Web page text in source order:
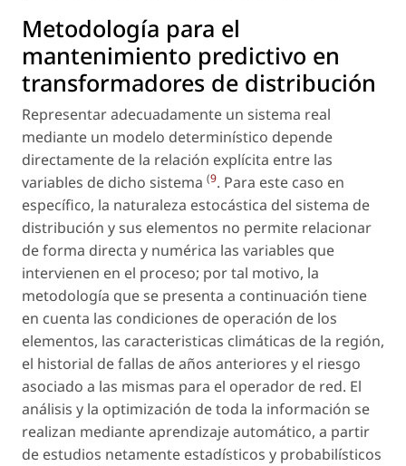
Metodología para el
mantenimiento predictivo en
transformadores de distribución
Representar adecuadamente un sistema real
mediante un modelo determinístico depende
directamente de la relación explícita entre las
variables de dicho sistema (9. Para este caso en
específico, la naturaleza estocástica del sistema de
distribución y sus elementos no permite relacionar
de forma directa y numérica las variables que
intervienen en el proceso; por tal motivo, la
metodología que se presenta a continuación tiene
en cuenta las condiciones de operación de los
elementos, las caracteristicas climáticas de la región,
el historial de fallas de años anteriores y el riesgo
asociado a las mismas para el operador de red. El
análisis y la optimización de toda la información se
realizan mediante aprendizaje automático, a partir
de estudios netamente estadísticos y probabilísticos